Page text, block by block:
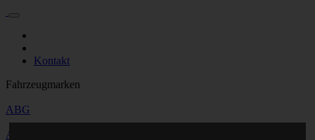
Kontakt
Fahrzeugmarken
ABG
Ahlmann